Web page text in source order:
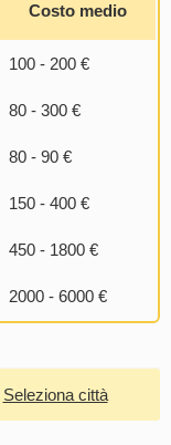
Costo medio
100 - 200 €
80 - 300 €
80 - 90 €
150 - 400 €
450 - 1800 €
2000 - 6000 €
Seleziona città